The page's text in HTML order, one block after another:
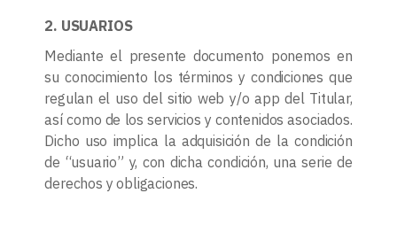
2. USUARIOS
Mediante el presente documento ponemos en
su conocimiento los términos y condiciones que
regulan el uso del sitio web y/o app del Titular,
así como de los servicios y contenidos asociados.
Dicho uso implica la adquisición de la condición
de “usuario” y, con dicha condición, una serie de
derechos y obligaciones.